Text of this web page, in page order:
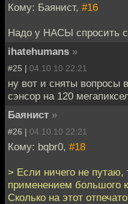
Кому: Баянист, #16
Надо у НАСЫ спросить
ihatehumans »
#25 | 04.10.10 22:21
ну вот и сняты вопросы
сэнсор на 120
Баянист »
#26 | 04.10.10 22:21
Кому: bqbr0, #18
> Если ничего не путаю,
применением большого
Сколько на этот